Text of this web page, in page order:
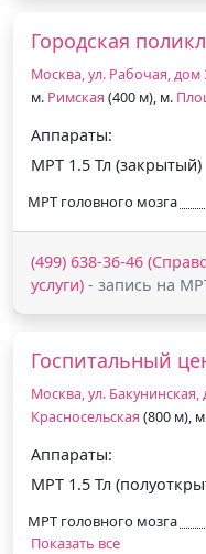
Городская
Москва, ул. Рабочая, дом
м. Римская (400 м), м.
Аппараты:
МРТ 1.5 Тл (закрытый)
МРТ головного мозга
(499) 638-36-46
услуги) - запись на
Госпитальный
Москва, ул. Бакунинская,
Красносельская (800 м),
Аппараты:
МРТ 1.5 Тл
МРТ головного мозга
Показать все